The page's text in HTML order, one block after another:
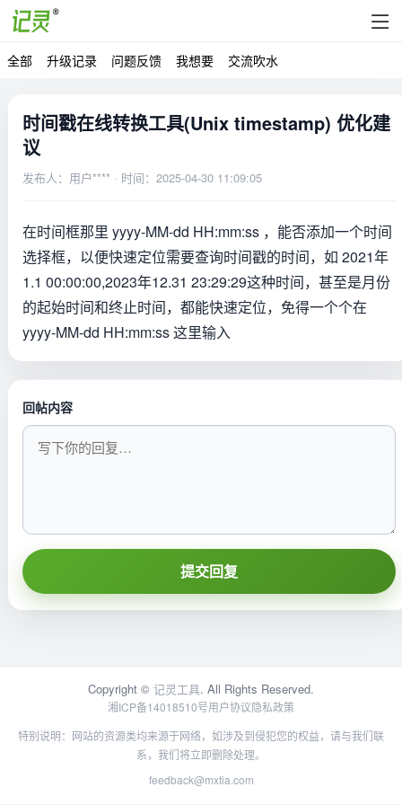
全部 升级记录 问题反馈 我想要 交流吹水
时间戳在线转换工具(Unix timestamp) 优化建
议
发布人：用户**** · 时间：2025-04-30 11:09:05
在时间框那里 yyyy-MM-dd HH:mm:ss ，能否添加一个时间
选择框，以便快速定位需要查询时间戳的时间，如 2021年
1.1 00:00:00,2023年12.31 23:29:29这种时间，甚至是月份
的起始时间和终止时间，都能快速定位，免得一个个在
yyyy-MM-dd HH:mm:ss 这里输入
回帖内容
提交回复
Copyright © 记灵工具. All Rights Reserved.
湘ICP备14018510号用户协议隐私政策
特别说明：网站的资源类均来源于网络，如涉及到侵犯您的权益，请与我们联
系，我们将立即删除处理。
feedback@mxtia.com